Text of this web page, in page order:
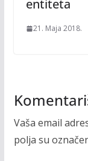
entiteta
21. Maja 2018.
Vaša email
polja su